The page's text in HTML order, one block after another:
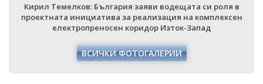
водещата си роля в
на комплексен
Изток-Запад